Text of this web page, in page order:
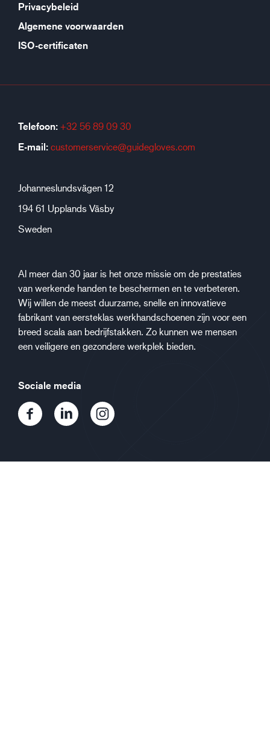
Privacybeleid
Algemene voorwaarden
ISO-certificaten
Telefoon: +32 56 89 09 30
E-mail: customerservice@guidegloves.com
Johanneslundsvägen 12
194 61 Upplands Väsby
Sweden
Al meer dan 30 jaar is het onze missie om de prestaties
van werkende handen te beschermen en te verbeteren.
Wij willen de meest duurzame, snelle en innovatieve
fabrikant van eersteklas werkhandschoenen zijn voor een
breed scala aan bedrijfstakken. Zo kunnen we mensen
een veiligere en gezondere werkplek bieden.
Sociale media